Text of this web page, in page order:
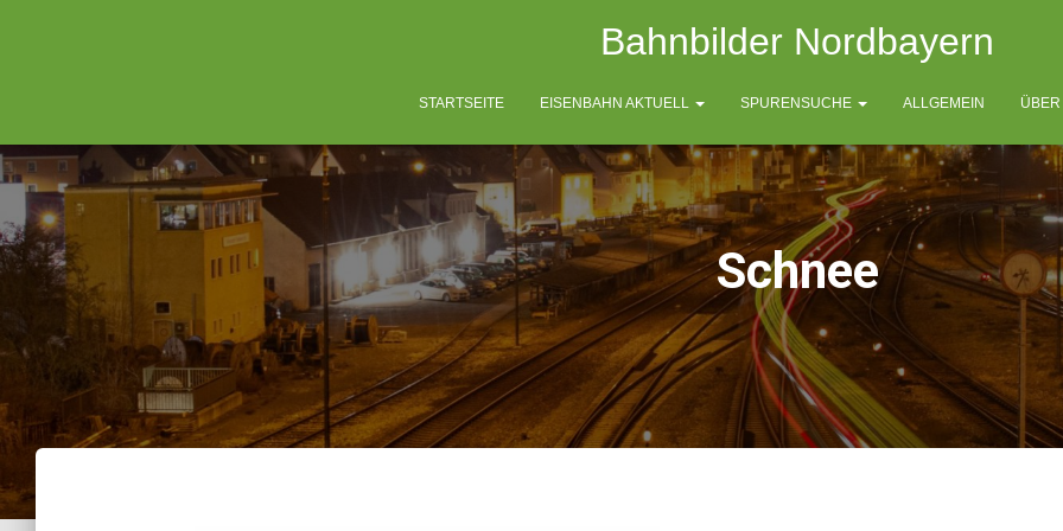
Bahnbilder Nordbayern
STARTSEITE EISENBAHN AKTUELL SPURENSUCHE ALLGEMEIN
Schnee